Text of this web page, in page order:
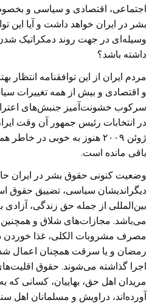
اجتماعی، اقتصادی و سیاسی و
بشر در ایران خواهد داشت و آیا این
وسیله‌ای در جهت روند دمکراتیک
داشته باشد؟
مردم ایران از این توافقنامه
و اقتصادی و بیش از همه تغییرات
سرکوب خشونت‌آمیز جنبش‌های
در انتخابات رئیس جمهور آن وقت
ژوئن ۲۰۰۹ هنوز به خوبی در
باقی مانده است.
وضعیت کنونی حقوق بشر در ایران
دیگراندیشان سیاسی، تضییق حقوق
بین‌المللی از جمله حق زندگی،
می‌باشد. مجازات‌های شلاق و
مصرف مشروبات الکلی، غذا خوردن
رمضان و یا سرقت همچنان اعمال شده
اجرا گذاشته می‌شوند. حقوق
مریدان اهل حق، بهاییان، کسانی
آورده‌اند، دراویش و مسلمانان